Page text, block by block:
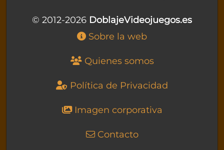
© 2012-2026 DoblajeVideojuegos.es
Sobre la web
Quienes somos
Política de Privacidad
Imagen corporativa
Contacto